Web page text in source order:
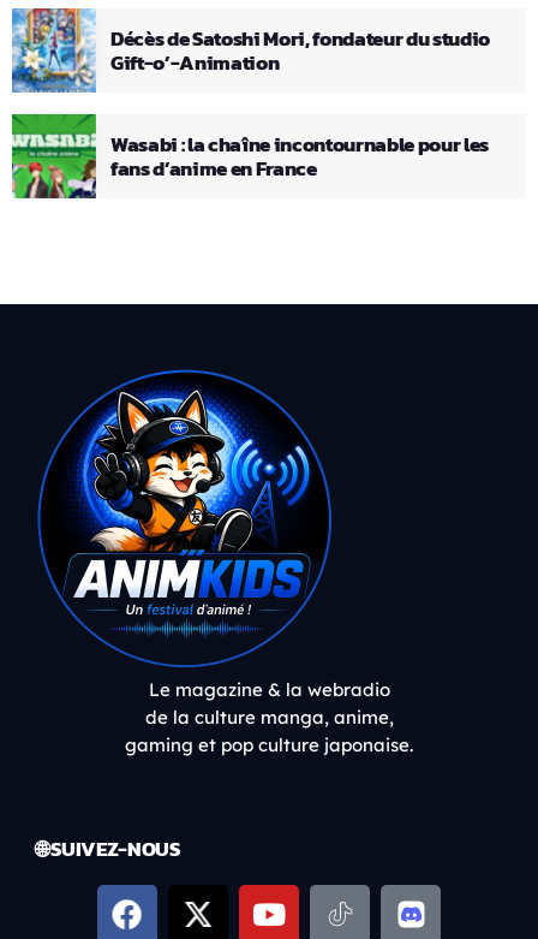
Décès de Satoshi Mori, fondateur du studio
Gift-o’-Animation
Wasabi : la chaîne incontournable pour les
fans d’anime en France
Le magazine & la webradio
de la culture manga, anime,
gaming et pop culture japonaise.
🌐 SUIVEZ-NOUS